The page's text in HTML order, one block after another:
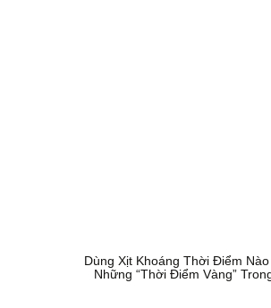
Dùng Xịt Khoáng Thời Điểm
Những “Thời Điểm Vàng”